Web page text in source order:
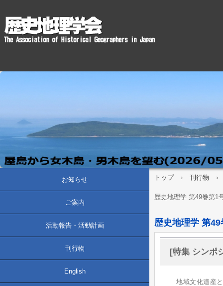
トップ › 刊行物 ›
歴史地理学 第49巻第1
歴史地理学 第
[特集 シンポ
地域文化遺産
お知らせ
ご案内
活動報告・活動計画
刊行物
English